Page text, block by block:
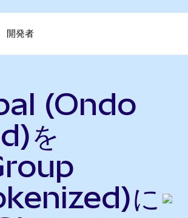
開発者
(Ondo
を
に